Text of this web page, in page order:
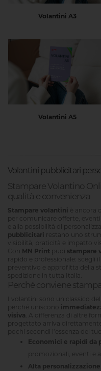
Volantini A3
Volantini A5
Volantini pubblicitari
Stampare Volantino
qualità e convenienza
Stampare volantini
è ancora
per comunicare offerte,
e alla possibilità di
pubblicitari
restano uno
visibilità, praticità e impatto
Con MN Print puoi stampare
rapido e professionale: scegli
preventivo e approfitta della
spedizione in tutta Italia.
Perché conviene
I volantini sono un classico
perché uniscono
visiva . A differenza di altre
progettato arriva
pochi secondi l’essenza del
Economici e rapidi da
promozionali, eventi e
Alta personalizzazione